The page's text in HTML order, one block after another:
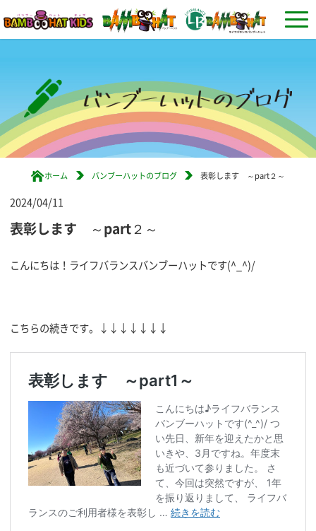
ホーム バンブーハットのブログ 表彰します ～part２～
2024/04/11
表彰します ～part２～
こんにちは！ライフバランスバンブーハットです(^_^)/
こちらの続きです。↓↓↓↓↓↓↓